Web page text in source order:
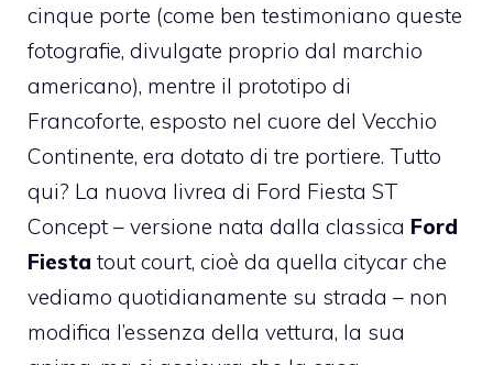
cinque porte (come ben testimoniano queste
fotografie, divulgate proprio dal marchio
americano), mentre il prototipo di
Francoforte, esposto nel cuore del Vecchio
Continente, era dotato di tre portiere. Tutto
qui? La nuova livrea di Ford Fiesta ST
Concept – versione nata dalla classica Ford
Fiesta tout court, cioè da quella citycar che
vediamo quotidianamente su strada – non
modifica l’essenza della vettura, la sua